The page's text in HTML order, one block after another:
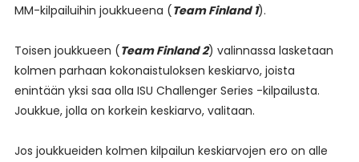
MM-kilpailuihin joukkueena (Team Finland 1).
Toisen joukkueen (Team Finland 2) valinnassa lasketaan
kolmen parhaan kokonaistuloksen keskiarvo, joista
enintään yksi saa olla ISU Challenger Series -kilpailusta.
Joukkue, jolla on korkein keskiarvo, valitaan.
Jos joukkueiden kolmen kilpailun keskiarvojen ero on alle